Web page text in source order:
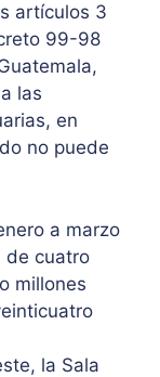
artículos 3
99-98
las
en
no puede
a marzo
de cuatro
millones
la Sala